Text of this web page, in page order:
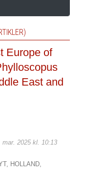
Europe of
East and
mar. 2025 kl. 10:13
HOLLAND,